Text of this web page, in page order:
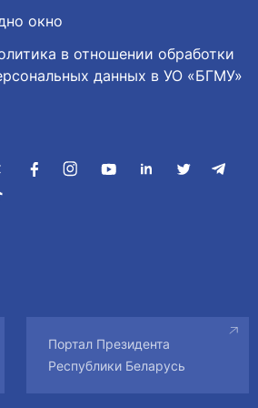
окно
в отношении обработки
данных в УО «БГМУ»
Портал Президента
Республики Беларусь